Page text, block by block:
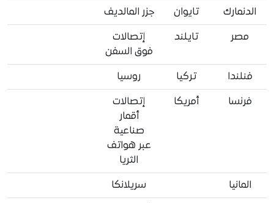
الدنمارك تايوان جزر المالديف
مصر تايلند
إتصالات
فوق السفن
فنلندا تركيا روسيا
فرنسا أمريكا
إتصالات
أقمار
صناعية
عبر هواتف
الثريا
المانيا سريلانكا